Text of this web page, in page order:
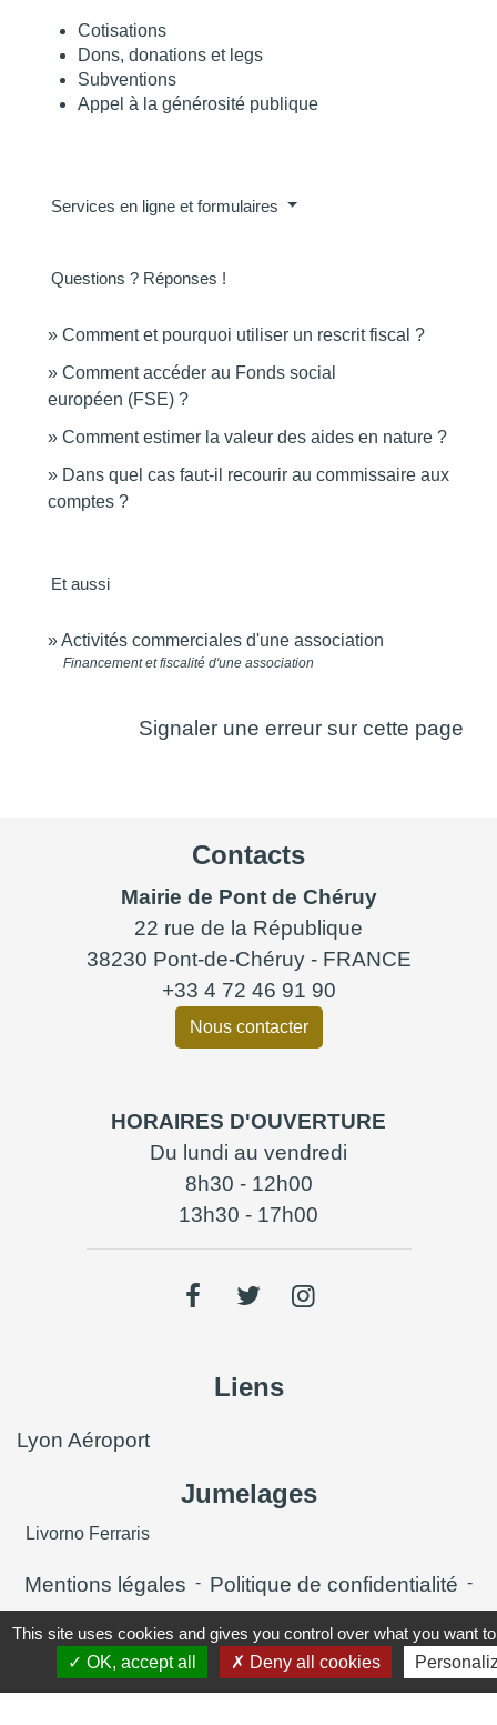
Cotisations
Dons, donations et legs
Subventions
Appel à la générosité publique
Services en ligne et formulaires
Questions ? Réponses !
Comment et pourquoi utiliser un rescrit fiscal ?
Comment accéder au Fonds social
européen (FSE) ?
Comment estimer la valeur des aides en nature ?
Dans quel cas faut-il recourir au commissaire aux
comptes ?
Et aussi
Activités commerciales d'une association
Financement et fiscalité d'une association
Signaler une erreur sur cette page
Contacts
Mairie de Pont de Chéruy
22 rue de la République
38230 Pont-de-Chéruy - FRANCE
+33 4 72 46 91 90
Nous contacter
HORAIRES D'OUVERTURE
Du lundi au vendredi
8h30 - 12h00
13h30 - 17h00
Liens
Lyon Aéroport
Jumelages
Livorno Ferraris
Mentions légales - Politique de confidentialité -
Accessibilité - Plan du site -
Gestion des cookies
This site uses cookies and gives you control over what you want
OK, accept all
Deny all cookies